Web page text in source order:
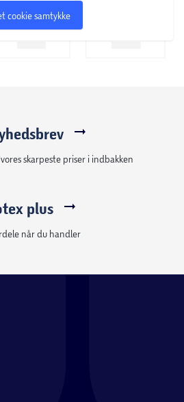
cookie samtykke
vores skarpeste priser i indbakken
plus
når du handler